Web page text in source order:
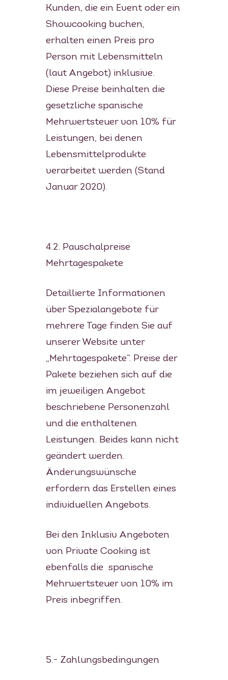
Kunden, die ein Event oder ein
Showcooking buchen,
erhalten einen Preis pro
Person mit Lebensmitteln
(laut Angebot) inklusive.
Diese Preise beinhalten die
gesetzliche spanische
Mehrwertsteuer von 10% für
Leistungen, bei denen
Lebensmittelprodukte
verarbeitet werden (Stand
Januar 2020).
4.2. Pauschalpreise
Mehrtagespakete
Detaillierte Informationen
über Spezialangebote für
mehrere Tage finden Sie auf
unserer Website unter
„Mehrtagespakete“. Preise der
Pakete beziehen sich auf die
im jeweiligen Angebot
beschriebene Personenzahl
und die enthaltenen
Leistungen. Beides kann nicht
geändert werden.
Änderungswünsche
erfordern das Erstellen eines
individuellen Angebots.
Bei den Inklusiv Angeboten
von Private Cooking ist
ebenfalls die spanische
Mehrwertsteuer von 10% im
Preis inbegriffen.
5.- Zahlungsbedingungen
MEIN GÄSTEBUCH
PRODUZENTEN
MENÜBEISPIELE
FOTOGALERIE
NEWSLETTER
FAQS